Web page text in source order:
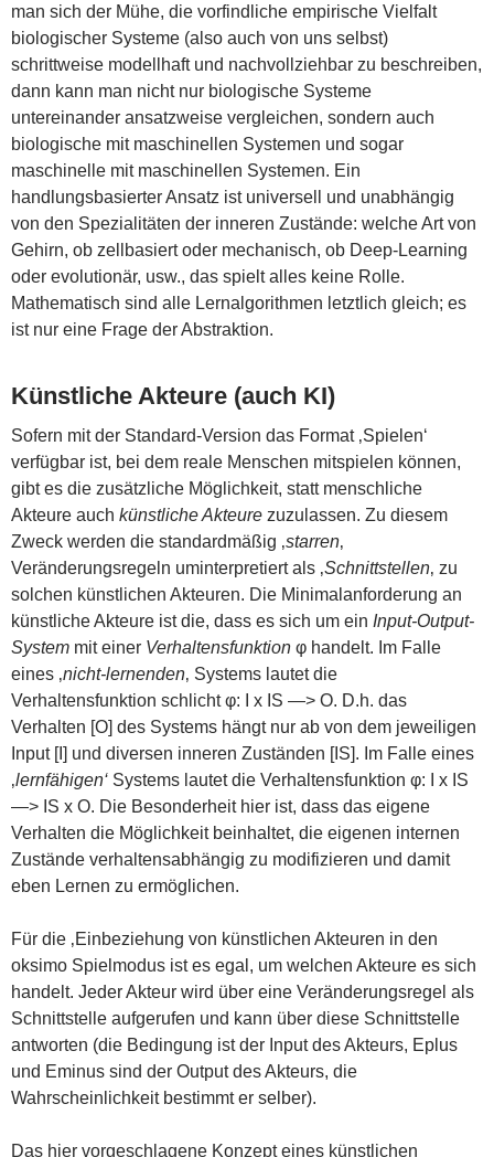
man sich der Mühe, die vorfindliche empirische Vielfalt
biologischer Systeme (also auch von uns selbst)
schrittweise modellhaft und nachvollziehbar zu beschreiben,
dann kann man nicht nur biologische Systeme
untereinander ansatzweise vergleichen, sondern auch
biologische mit maschinellen Systemen und sogar
maschinelle mit maschinellen Systemen. Ein
handlungsbasierter Ansatz ist universell und unabhängig
von den Spezialitäten der inneren Zustände: welche Art von
Gehirn, ob zellbasiert oder mechanisch, ob Deep-Learning
oder evolutionär, usw., das spielt alles keine Rolle.
Mathematisch sind alle Lernalgorithmen letztlich gleich; es
ist nur eine Frage der Abstraktion.
Künstliche Akteure (auch KI)
Sofern mit der Standard-Version das Format ‚Spielen‘
verfügbar ist, bei dem reale Menschen mitspielen können,
gibt es die zusätzliche Möglichkeit, statt menschliche
Akteure auch künstliche Akteure zuzulassen. Zu diesem
Zweck werden die standardmäßig ‚starren‚
Veränderungsregeln uminterpretiert als ‚Schnittstellen‚ zu
solchen künstlichen Akteuren. Die Minimalanforderung an
künstliche Akteure ist die, dass es sich um ein Input-Output-
System mit einer Verhaltensfunktion φ handelt. Im Falle
eines ‚nicht-lernenden‚ Systems lautet die
Verhaltensfunktion schlicht φ: I x IS —> O. D.h. das
Verhalten [O] des Systems hängt nur ab von dem jeweiligen
Input [I] und diversen inneren Zuständen [IS]. Im Falle eines
‚lernfähigen‘ Systems lautet die Verhaltensfunktion φ: I x IS
—> IS x O. Die Besonderheit hier ist, dass das eigene
Verhalten die Möglichkeit beinhaltet, die eigenen internen
Zustände verhaltensabhängig zu modifizieren und damit
eben Lernen zu ermöglichen.
Für die ‚Einbeziehung von künstlichen Akteuren in den
oksimo Spielmodus ist es egal, um welchen Akteure es sich
handelt. Jeder Akteur wird über eine Veränderungsregel als
Schnittstelle aufgerufen und kann über diese Schnittstelle
antworten (die Bedingung ist der Input des Akteurs, Eplus
und Eminus sind der Output des Akteurs, die
Wahrscheinlichkeit bestimmt er selber).
Das hier vorgeschlagene Konzept eines künstlichen